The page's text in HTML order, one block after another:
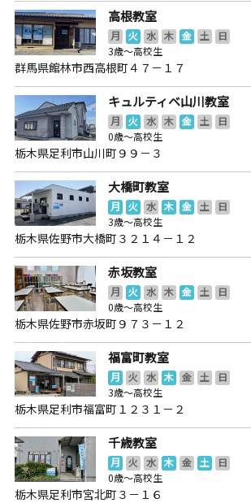
高根教室
月 火 水 木 金 土
日
3歳～高校生
群馬県館林市西高根町４７－１７
キュルティベ山川教室
月 火 水 木 金 土
日
0歳～高校生
栃木県足利市山川町９９－３
大橋町教室
月 火 水 木 金 土
日
3歳～高校生
栃木県佐野市大橋町３２１４－１２
赤坂教室
月 火 水 木 金 土
日
0歳～高校生
栃木県佐野市赤坂町９７３－１２
福富町教室
月 火 水 木 金 土
日
3歳～高校生
栃木県足利市福富町１２３１－２
千歳教室
月 火 水 木 金 土
日
0歳～高校生
栃木県足利市宮北町３－１６